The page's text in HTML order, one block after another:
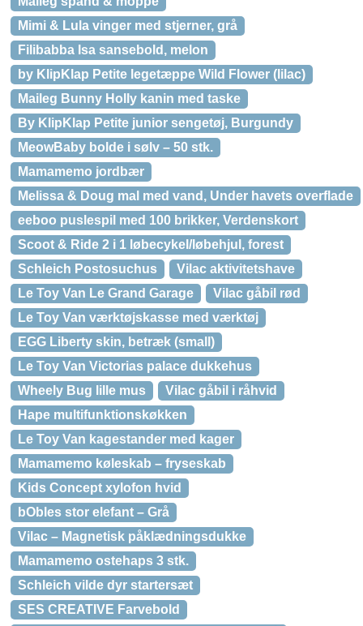
Mimi & Lula vinger med stjerner, grå
Filibabba Isa sansebold, melon
by KlipKlap Petite legetæppe Wild Flower (lilac)
Maileg Bunny Holly kanin med taske
By KlipKlap Petite junior sengetøj, Burgundy
MeowBaby bolde i sølv – 50 stk.
Mamamemo jordbær
Melissa & Doug mal med vand, Under havets overflade
eeboo puslespil med 100 brikker, Verdenskort
Scoot & Ride 2 i 1 løbecykel/løbehjul, forest
Schleich Postosuchus
Vilac aktivitetshave
Le Toy Van Le Grand Garage
Vilac gåbil rød
Le Toy Van værktøjskasse med værktøj
EGG Liberty skin, betræk (small)
Le Toy Van Victorias palace dukkehus
Wheely Bug lille mus
Vilac gåbil i råhvid
Hape multifunktionskøkken
Le Toy Van kagestander med kager
Mamamemo køleskab – fryseskab
Kids Concept xylofon hvid
bObles stor elefant – Grå
Vilac – Magnetisk påklædningsdukke
Mamamemo ostehaps 3 stk.
Schleich vilde dyr startersæt
SES CREATIVE Farvebold